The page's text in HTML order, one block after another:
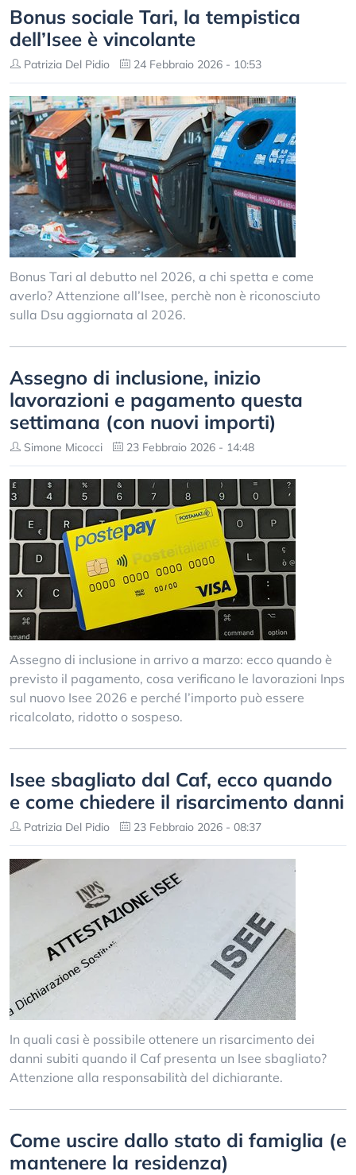
Bonus sociale Tari, la tempistica
dell’Isee è vincolante
Patrizia Del Pidio 24 Febbraio 2026 - 10:53
Bonus Tari al debutto nel 2026, a chi spetta e come
averlo? Attenzione all’Isee, perchè non è riconosciuto
sulla Dsu aggiornata al 2026.
Assegno di inclusione, inizio
lavorazioni e pagamento questa
settimana (con nuovi importi)
Simone Micocci 23 Febbraio 2026 - 14:48
Assegno di inclusione in arrivo a marzo: ecco quando è
previsto il pagamento, cosa verificano le lavorazioni Inps
sul nuovo Isee 2026 e perché l’importo può essere
ricalcolato, ridotto o sospeso.
Isee sbagliato dal Caf, ecco quando
e come chiedere il risarcimento danni
Patrizia Del Pidio 23 Febbraio 2026 - 08:37
In quali casi è possibile ottenere un risarcimento dei
danni subiti quando il Caf presenta un Isee sbagliato?
Attenzione alla responsabilità del dichiarante.
Come uscire dallo stato di famiglia (e
mantenere la residenza)